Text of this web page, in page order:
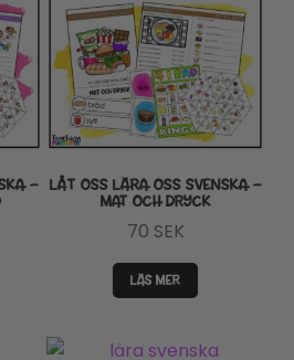
– LÅT OSS LÄRA OSS SVENSKA –
MAT OCH DRYCK
70 SEK
LÄS MER